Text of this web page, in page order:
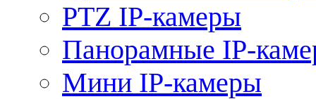
PTZ IP-камеры
Панорамные IP-
Мини IP-камеры